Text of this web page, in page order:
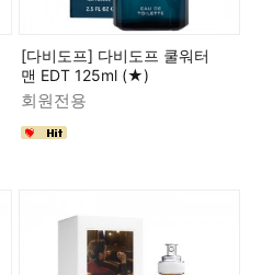
[다비도프] 다비도프 쿨워터
맨 EDT 125ml (★)
회원전용